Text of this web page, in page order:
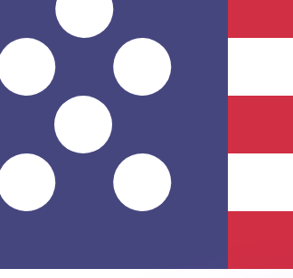
Nous pouvons battre les taux
pour notre convertisseur. Le taux est